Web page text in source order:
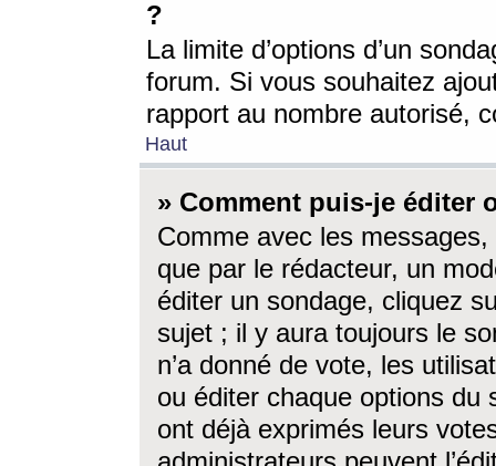
?
La limite d’options d’un
forum. Si vous souhaitez
rapport au nombre autorisé,
Haut
» Comment puis-je éditer
Comme avec les
que par le rédacteur, un
éditer un sondage, cliquez
sujet ; il y aura toujours le
n’a donné de vote, les
ou éditer chaque options du
ont déjà exprimés leurs